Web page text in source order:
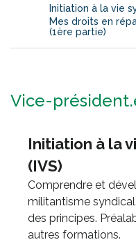
Initiation à la vie
Mes droits en
(1ère partie)
Vice-
Initiation à la
(IVS)
Comprendre et
militantisme
des principes.
autres formations.